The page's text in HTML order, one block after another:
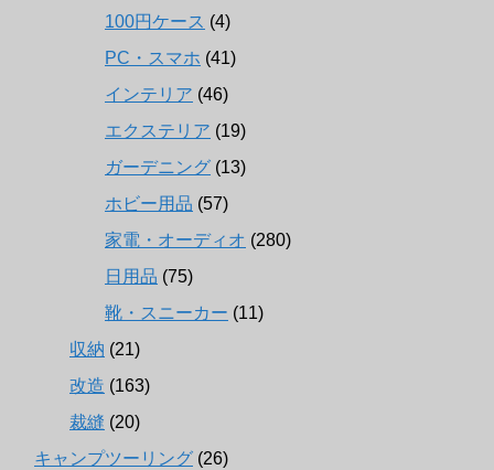
100円ケース (4)
PC・スマホ (41)
インテリア (46)
エクステリア (19)
ガーデニング (13)
ホビー用品 (57)
家電・オーディオ (280)
日用品 (75)
靴・スニーカー (11)
収納 (21)
改造 (163)
裁縫 (20)
キャンプツーリング (26)